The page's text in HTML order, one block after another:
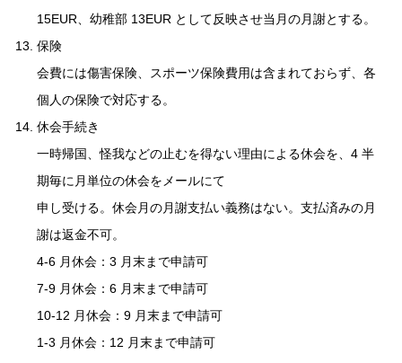
15EUR、幼稚部 13EUR として反映させ当月の月謝とする。
保険
会費には傷害保険、スポーツ保険費用は含まれておらず、各
個人の保険で対応する。
休会手続き
一時帰国、怪我などの止むを得ない理由による休会を、4 半
期毎に月単位の休会をメールにて
申し受ける。休会月の月謝支払い義務はない。支払済みの月
謝は返金不可。
4-6 月休会：3 月末まで申請可
7-9 月休会：6 月末まで申請可
10-12 月休会：9 月末まで申請可
1-3 月休会：12 月末まで申請可